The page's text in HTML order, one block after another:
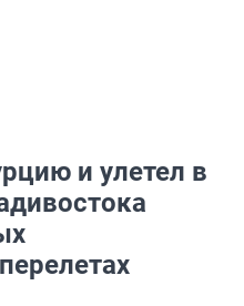
и улетел в